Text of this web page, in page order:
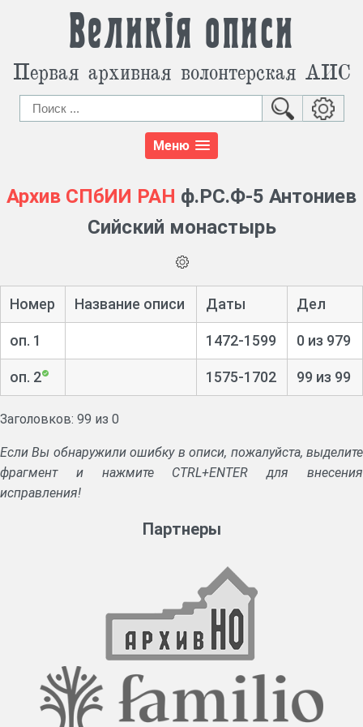
Великія описи
Первая архивная волонтерская АИС
Меню
Архив СПбИИ РАН ф.РС.Ф-5 Антониев
Сийский монастырь
Номер Название описи Даты Дел
оп. 1 1472-1599 0 из 979
оп. 2 1575-1702 99 из 99
Заголовков: 99 из 0
Если Вы обнаружили ошибку в описи, пожалуйста, выделите
фрагмент и нажмите CTRL+ENTER для внесения
исправления!
Партнеры